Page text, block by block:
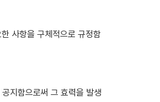
사항을 구체적으로 규정함
지함으로써 그 효력을 발생